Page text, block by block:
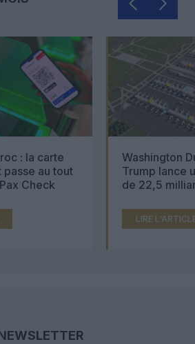
: la carte
passe au tout
Check
Washington
Trump lance
de 22,5
LIRE